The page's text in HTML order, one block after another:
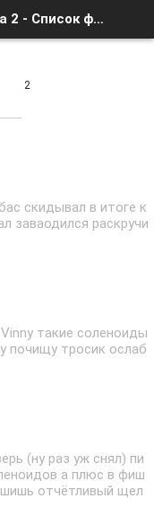
Чой-то оно не едит - Страница 2 - Список форумов
2
скидывал в итоге к
заваодился раскручи
такие соленоиды
почищу тросик ослаб
(ну раз уж снял) пи
а плюс в фиш
отчётливый щел